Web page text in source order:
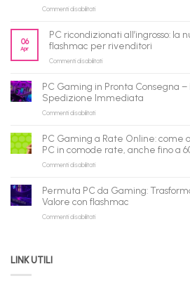
Commenti disabilitatisu
pronto
per
gli
il
tuo
assistente
può
fare
shopping
qui
06
Apr
PC ricondizionati all’ingrosso: la
flashmac per rivenditori
Commenti disabilitatisu
all’ingrosso:
la
B2B
flashmac
per
PC Gaming in Pronta Consegna –
Spedizione Immediata
Commenti disabilitatisu
in
Pronta
Consegna
Nuovi
Ricondizionati,
Spedizione
PC Gaming a Rate Online: come
PC in comode rate, anche fino a
Commenti disabilitatisu
a
Rate
Online:
Permuta PC da Gaming:
Valore con flashmac
Commenti disabilitatisu
LINK UTILI